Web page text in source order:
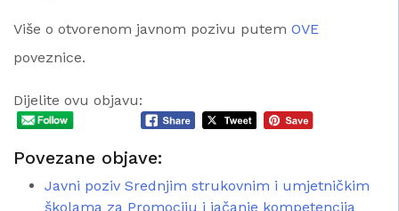
Više o otvorenom javnom pozivu putem OVE
poveznice.
Dijelite ovu objavu:
Povezane objave:
Javni poziv Srednjim strukovnim i umjetničkim
školama za Promociju i jačanje kompetencija